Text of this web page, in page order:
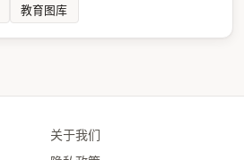
教育图库
关于我们